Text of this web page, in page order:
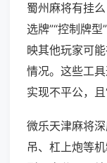
蜀州麻将有挂
选牌”“控制牌
映其他玩家可
情况。这些工
实现不平公，且
微乐天津麻将
吊、杠上炮等